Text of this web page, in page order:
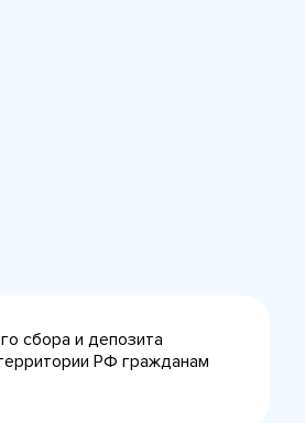
сбора и депозита
РФ гражданам